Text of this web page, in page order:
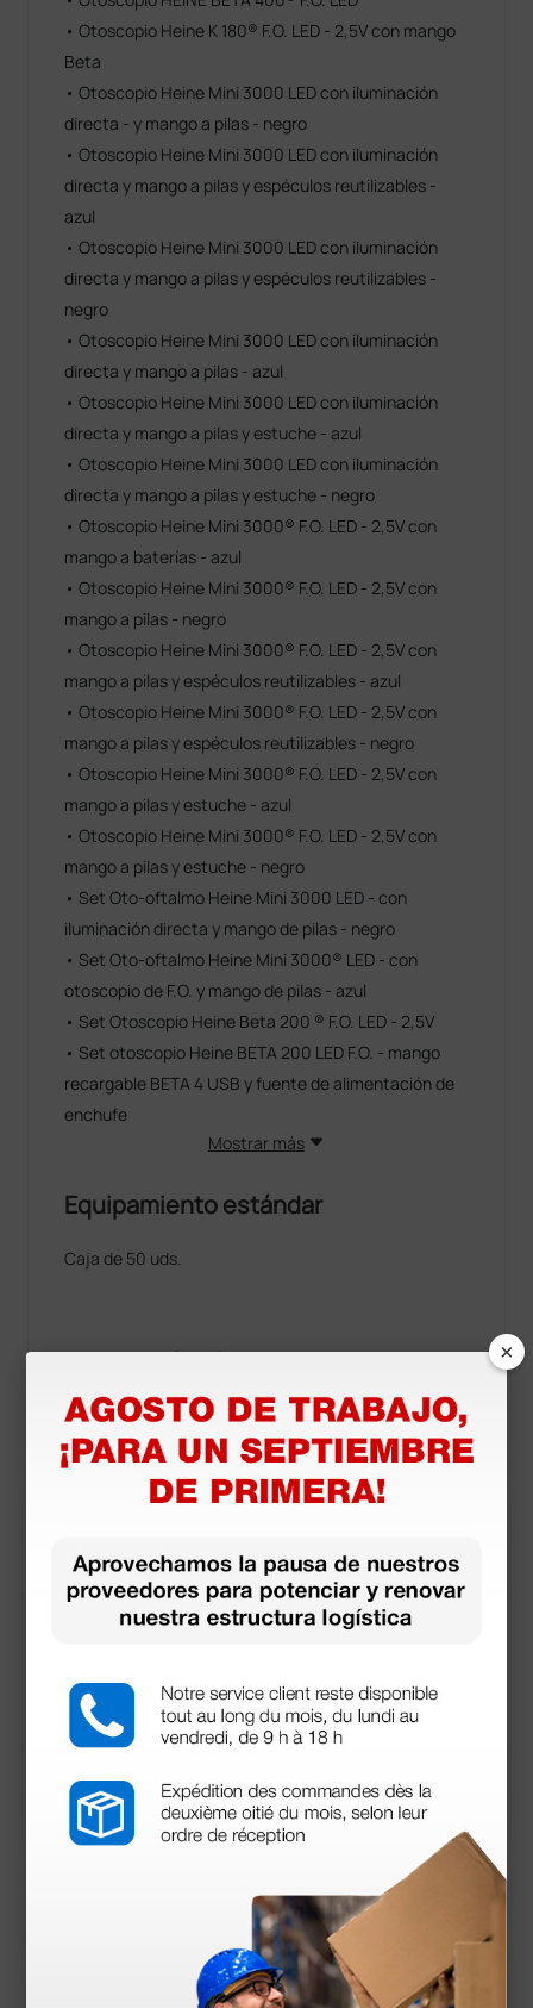
• Otoscopio Heine K 180® F.O. LED - 2,5V con mango
Beta
• Otoscopio Heine Mini 3000 LED con iluminación
directa - y mango a pilas - negro
• Otoscopio Heine Mini 3000 LED con iluminación
directa y mango a pilas y espéculos reutilizables -
azul
• Otoscopio Heine Mini 3000 LED con iluminación
directa y mango a pilas y espéculos reutilizables -
negro
• Otoscopio Heine Mini 3000 LED con iluminación
directa y mango a pilas - azul
• Otoscopio Heine Mini 3000 LED con iluminación
directa y mango a pilas y estuche - azul
• Otoscopio Heine Mini 3000 LED con iluminación
directa y mango a pilas y estuche - negro
• Otoscopio Heine Mini 3000® F.O. LED - 2,5V con
mango a baterías - azul
• Otoscopio Heine Mini 3000® F.O. LED - 2,5V con
mango a pilas - negro
• Otoscopio Heine Mini 3000® F.O. LED - 2,5V con
mango a pilas y espéculos reutilizables - azul
• Otoscopio Heine Mini 3000® F.O. LED - 2,5V con
mango a pilas y espéculos reutilizables - negro
• Otoscopio Heine Mini 3000® F.O. LED - 2,5V con
mango a pilas y estuche - azul
• Otoscopio Heine Mini 3000® F.O. LED - 2,5V con
mango a pilas y estuche - negro
• Set Oto-oftalmo Heine Mini 3000 LED - con
iluminación directa y mango de pilas - negro
• Set Oto-oftalmo Heine Mini 3000® LED - con
otoscopio de F.O. y mango de pilas - azul
• Set Otoscopio Heine Beta 200 ® F.O. LED - 2,5V
• Set otoscopio Heine BETA 200 LED F.O. - mango
recargable BETA 4 USB y fuente de alimentación de
enchufe
Mostrar más
Equipamiento estándar
Caja de 50 uds.
Información técnica
Ø 3 mm
Documentos
descargables
Declaración de conformidad
Se puede utilizar con:
×